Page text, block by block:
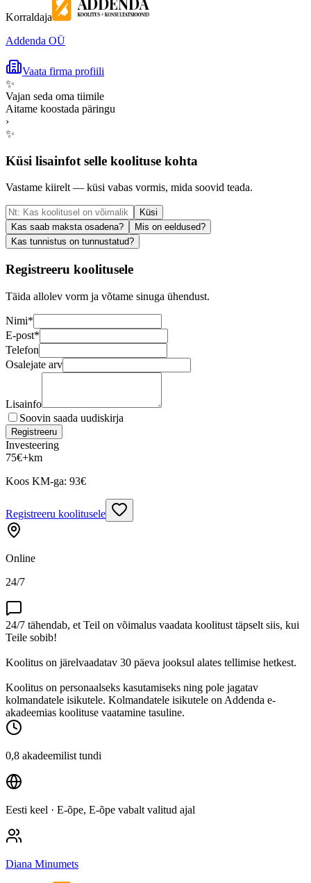
Korraldaja
Addenda OÜ
Vaata firma profiili
✨
Vajan seda oma tiimile
Aitame koostada päringu
›
✨
Küsi lisainfot selle koolituse kohta
Vastame kiirelt — küsi vabas vormis, mida soovid teada.
Küsi
Kas saab maksta osadena?
Mis on eeldused?
Kas tunnistus on tunnustatud?
Registreeru koolitusele
Täida allolev vorm ja võtame sinuga ühendust.
Nimi*
E-post*
Telefon
Osalejate arv
Lisainfo
Soovin saada uudiskirja
Registreeru
Investeering
75€+km
Koos KM-ga: 93€
Registreeru koolitusele
Online
24/7
24/7 tähendab, et Teil on võimalus vaadata koolitust täpselt siis, kui
Teile sobib!
Koolitus on järelvaadatav 30 päeva jooksul alates tellimise hetkest.
Koolitus on personaalseks kasutamiseks ning pole jagatav
kolmandatele isikutele. Kolmandatele isikutele on Addenda e-
akadeemias koolituse vaatamine tasuline.
0,8 akadeemilist tundi
Eesti keel · E-õpe, E-õpe vabalt valitud ajal
Diana Minumets